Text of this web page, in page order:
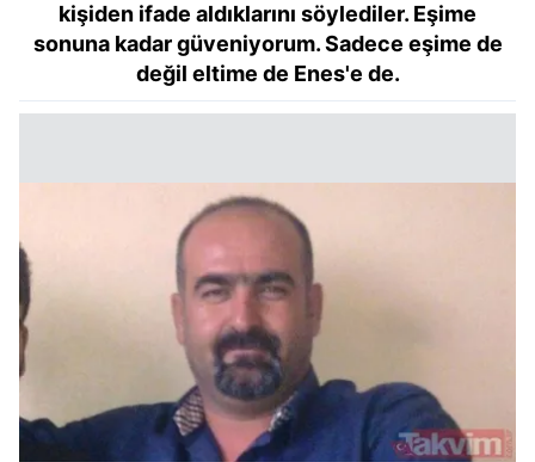
kişiden ifade aldıklarını söylediler. Eşime
sonuna kadar güveniyorum. Sadece eşime de
değil eltime de Enes'e de.